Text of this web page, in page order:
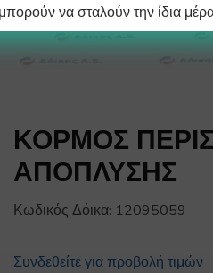
ΚΟΡΜΟΣ
ΑΠΟΠΛΥΣΗΣ
Κωδικός Δόικα: 12095059
Συνδεθείτε για προβολή τιμών
να σταλούν την ίδια